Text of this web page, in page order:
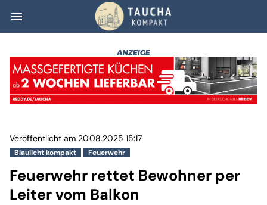
menu Feuerwehr
Blaulicht kompakt Feuerwehr
Veröffentlicht am 20.08.2025 15:17
Feuerwehr rettet Bewohner per
Leiter vom Balkon